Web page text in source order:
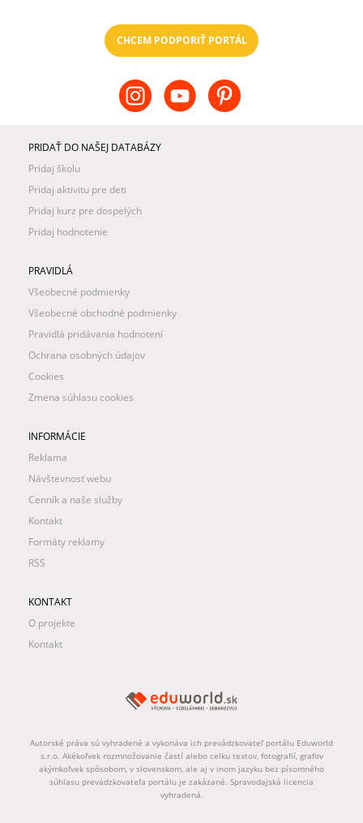
CHCEM PODPORIŤ PORTÁL
PRIDAŤ DO NAŠEJ DATABÁZY
Pridaj školu
Pridaj aktivitu pre deti
Pridaj kurz pre dospelých
Pridaj hodnotenie
PRAVIDLÁ
Všeobecné podmienky
Všeobecné obchodné podmienky
Pravidlá pridávania hodnotení
Ochrana osobných údajov
Cookies
Zmena súhlasu cookies
INFORMÁCIE
Reklama
Návštevnosť webu
Cenník a naše služby
Kontakt
Formáty reklamy
RSS
KONTAKT
O projekte
Kontakt
Autorské práva sú vyhradené a vykonáva ich prevádzkovateľ portálu Eduworld
s.r.o. Akékoľvek rozmnožovanie častí alebo celku textov, fotografií, grafov
akýmkoľvek spôsobom, v slovenskom, ale aj v inom jazyku bez písomného
súhlasu prevádzkovateľa portálu je zakázané. Spravodajská licencia
vyhradená.